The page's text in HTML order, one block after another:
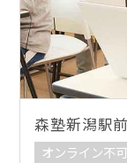
森塾新潟駅
オンライン不可